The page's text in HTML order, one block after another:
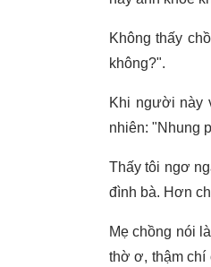
Không thấy
không?".
Khi người này
nhiên: "Nhung
Thấy tôi ngơ
đình bà. Hơn
Mẹ chồng nói
thờ ơ, thậm chí